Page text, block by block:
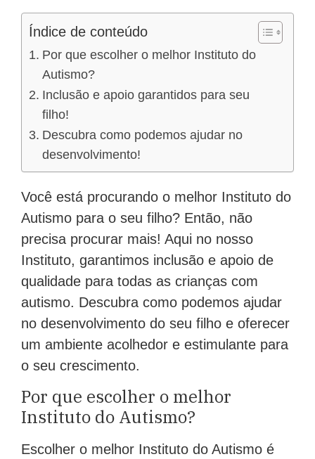
Índice de conteúdo
Por que escolher o melhor Instituto do
Autismo?
Inclusão e apoio garantidos para seu
filho!
Descubra como podemos ajudar no
desenvolvimento!
Você está procurando o melhor Instituto do
Autismo para o seu filho? Então, não
precisa procurar mais! Aqui no nosso
Instituto, garantimos inclusão e apoio de
qualidade para todas as crianças com
autismo. Descubra como podemos ajudar
no desenvolvimento do seu filho e oferecer
um ambiente acolhedor e estimulante para
o seu crescimento.
Por que escolher o melhor
Instituto do Autismo?
Escolher o melhor Instituto do Autismo é